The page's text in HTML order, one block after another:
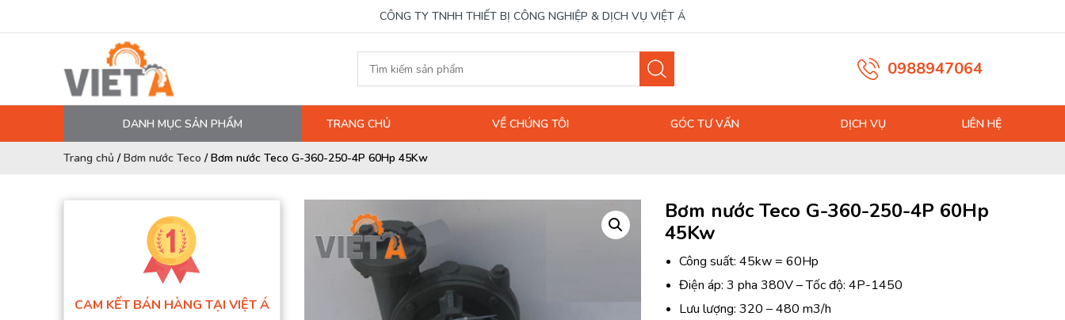
CÔNG TY TNHH THIẾT BỊ CÔNG NGHIỆP & DỊCH VỤ VIỆT Á
0988947064
DANH MỤC SẢN PHẨM
MÁY NÉN KHÍ
DẦU MÁY NÉN KHÍ
DÂY HƠI, ỐNG HƠI
TRANG CHỦ VỀ CHÚNG TÔI GÓC TƯ VẤN DỊCH VỤ LIÊN HỆ
Trang chủ /Bơm nước Teco /Bơm nước Teco G-360-250-4P 60Hp 45Kw
CAM KẾT BÁN HÀNG TẠI VIỆT Á
Bơm nước Teco G-360-250-4P 60Hp
45Kw
Công suất: 45kw = 60Hp
Điện áp: 3 pha 380V – Tốc độ: 4P-1450
Lưu lượng: 320 – 480 m3/h